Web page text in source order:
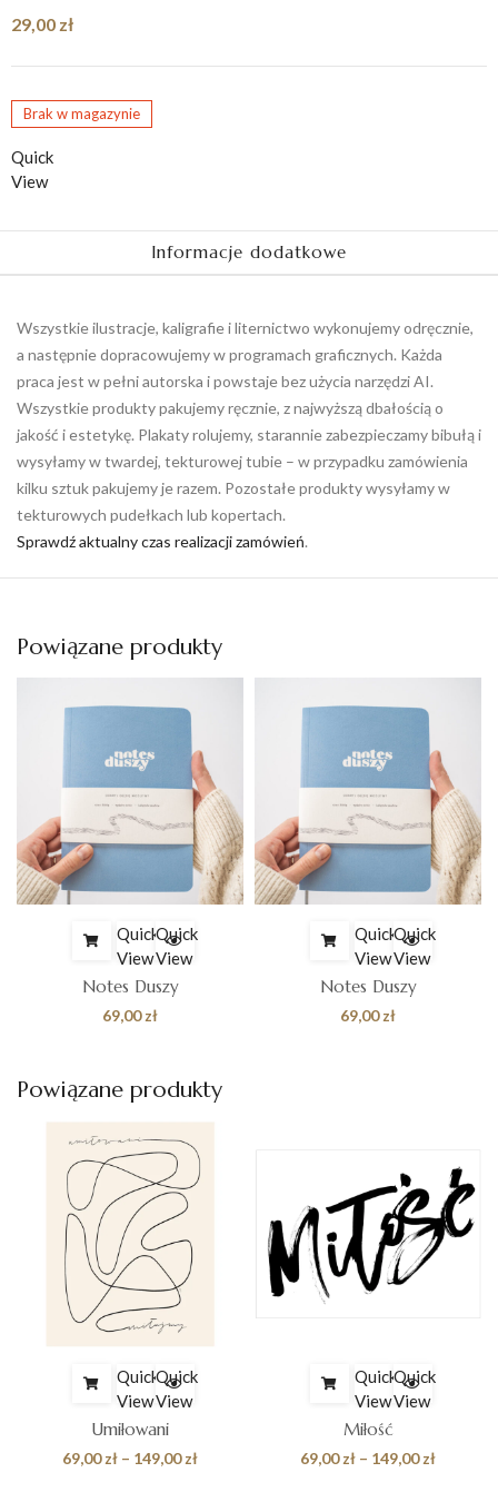
29,00 zł
Brak w magazynie
Quick
View
Informacje dodatkowe
Wszystkie ilustracje, kaligrafie i liternictwo wykonujemy odręcznie,
a następnie dopracowujemy w programach graficznych. Każda
praca jest w pełni autorska i powstaje bez użycia narzędzi AI.
Wszystkie produkty pakujemy ręcznie, z najwyższą dbałością o
jakość i estetykę. Plakaty rolujemy, starannie zabezpieczamy bibułą i
wysyłamy w twardej, tekturowej tubie – w przypadku zamówienia
kilku sztuk pakujemy je razem. Pozostałe produkty wysyłamy w
tekturowych pudełkach lub kopertach.
Sprawdź aktualny czas realizacji zamówień.
Powiązane produkty
Quick
View
Quick
View
Notes Duszy
69,00zł
Quick
View
Quick
View
Notes Duszy
69,00zł
Powiązane produkty
Quick
View
Quick
View
Umiłowani
69,00zł – 149,00złZakres
Quick
View
Quick
View
Miłość
69,00zł – 149,00złZakres